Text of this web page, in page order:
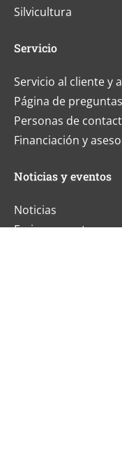
Silvicultura
Servicio
Servicio al cliente y
Página de
Personas de
Financiación y
Noticias y eventos
Noticias
Ferias y eventos